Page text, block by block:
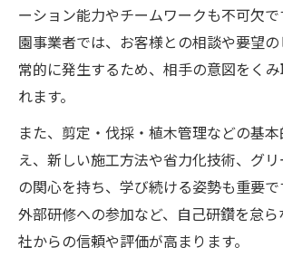
ーション能力やチームワークも不可欠
園事業者では、お客様との相談や要望
常的に発生するため、相手の意図をく
れます。
また、剪定・伐採・植木管理などの基
え、新しい施工方法や省力化技術、グ
の関心を持ち、学び続ける姿勢も重要で
外部研修への参加など、自己研鑽を怠
社からの信頼や評価が高まります。